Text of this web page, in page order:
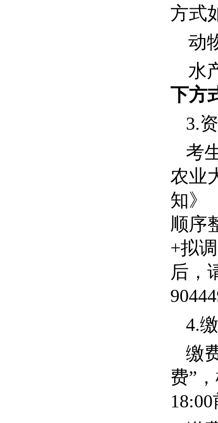
方式
动
水
下方
3.
考
农业
知》
顺序
+拟
后，
4.
缴
费”
18:00